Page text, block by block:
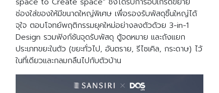
ช่องใส่ของให้มีขนาดใหญ่พิเศษ เพื่อรองรับพัสดุชิ้นใหญ่ได้
จุใจ ตอบโจทย์พฤติกรรมยุคใหม่อย่างลงตัวด้วย 3-in-1
Design รวมฟังก์ชันจุดรับพัสดุ ตู้จดหมาย และถังแยก
ประเภทขยะในตัว (ขยะทั่วไป, อันตราย, รีไซเคิล, กระดาษ) ไว้
ในที่เดียวและกลมกลืนไปกับตัวบ้าน